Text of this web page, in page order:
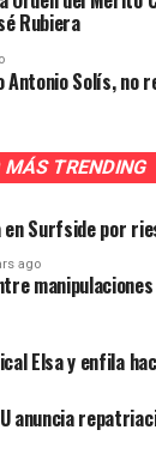
Rubiera
Solís, no
MÁS TRENDING
en Surfside por
ago
Elsa y enfila
anuncia